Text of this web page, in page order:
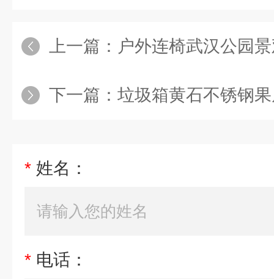
上一篇： 户外连椅武汉公园景观座椅
下一篇： 垃圾箱黄石不锈钢果皮箱 户
* 姓名：
* 电话：